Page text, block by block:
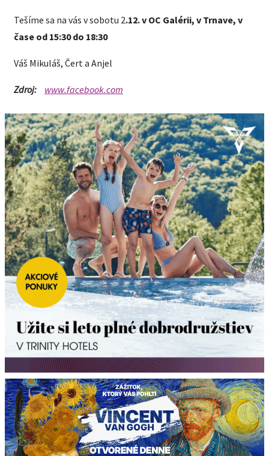
Tešíme sa na vás v sobotu 2.12. v OC Galérii, v Trnave, v
čase od 15:30 do 18:30
Váš Mikuláš, Čert a Anjel
Zdroj: www.facebook.com